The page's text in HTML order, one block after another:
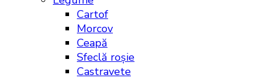
Cartof
Morcov
Ceapă
Sfeclă roșie
Castravete